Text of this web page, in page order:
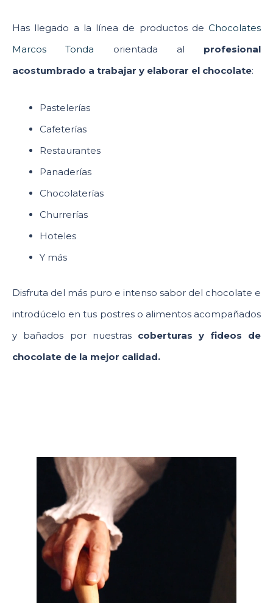
Has llegado a la línea de productos de Chocolates
Marcos Tonda orientada al profesional
acostumbrado a trabajar y elaborar el chocolate:
Pastelerías
Cafeterías
Restaurantes
Panaderías
Chocolaterías
Churrerías
Hoteles
Y más
Disfruta del más puro e intenso sabor del chocolate e
introdúcelo en tus postres o alimentos acompañados
y bañados por nuestras coberturas y fideos de
chocolate de la mejor calidad.